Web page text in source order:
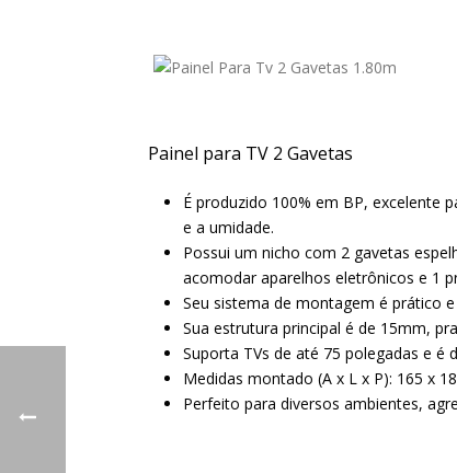
Painel para TV 2 Gavetas
É produzido 100% em BP, excelente
e a umidade.
Possui um nicho com 2 gavetas
acomodar aparelhos eletrônicos e 1
Seu sistema de montagem é prático
Sua estrutura principal é de 15mm,
Suporta TVs de até 75 polegadas e é
Medidas montado (A x L x P): 165 x
Perfeito para diversos ambientes,